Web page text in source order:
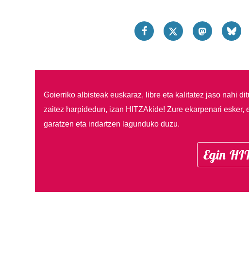
Goierriko albisteak euskaraz, libre eta kalitatez jaso nahi
zaitez harpidedun, izan HITZAkide! Zure ekarpenari esker,
garatzen eta indartzen lagunduko duzu.
Egin